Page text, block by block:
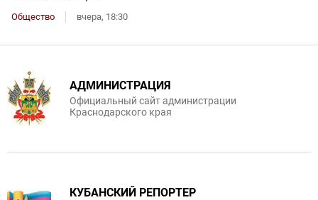
Общество вчера, 18:30
АДМИНИСТРАЦИЯ
Официальный сайт администрации
Краснодарского края
КУБАНСКИЙ РЕПОРТЕР